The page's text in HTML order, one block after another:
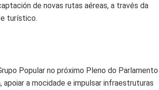
de novas rutas aéreas, a través da
turístico.
Popular no próximo Pleno do Parlamento
a mocidade e impulsar infraestruturas